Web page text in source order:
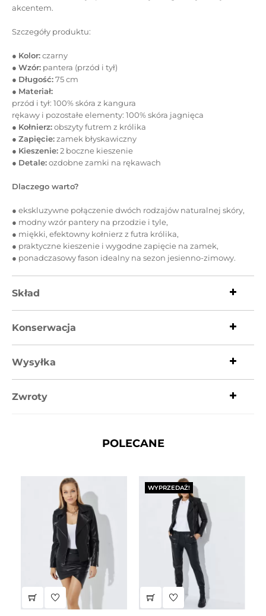
akcentem.
Szczegóły produktu:
● Kolor:czarny
● Wzór: pantera (przód i tył)
● Długość:75 cm
● Materiał:
przód i tył: 100% skóra z kangura
rękawy i pozostałe elementy: 100% skóra jagnięca
● Kołnierz:obszyty futrem z królika
● Zapięcie:zamek błyskawiczny
● Kieszenie:2 boczne kieszenie
● Detale:ozdobne zamki na rękawach
Dlaczego warto?
● ekskluzywne połączenie dwóch rodzajów naturalnej skóry,
● modny wzór pantery na przodzie i tyle,
● miękki, efektowny kołnierz z futra królika,
● praktyczne kieszenie i wygodne zapięcie na zamek,
● ponadczasowy fason idealny na sezon jesienno-zimowy.
Skład
Konserwacja
Wysyłka
Zwroty
POLECANE
WYPRZEDAŻ!